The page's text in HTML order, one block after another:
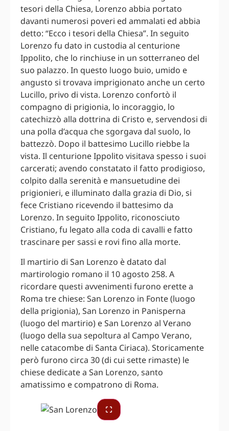
tesori della Chiesa, Lorenzo abbia portato
davanti numerosi poveri ed ammalati ed abbia
detto: “Ecco i tesori della Chiesa”. In seguito
Lorenzo fu dato in custodia al centurione
Ippolito, che lo rinchiuse in un sotterraneo del
suo palazzo. In questo luogo buio, umido e
angusto si trovava imprigionato anche un certo
Lucillo, privo di vista. Lorenzo confortò il
compagno di prigionia, lo incoraggio, lo
catechizzò alla dottrina di Cristo e, servendosi di
una polla d’acqua che sgorgava dal suolo, lo
battezzò. Dopo il battesimo Lucillo riebbe la
vista. Il centurione Ippolito visitava spesso i suoi
carcerati; avendo constatato il fatto prodigioso,
colpito dalla serenità e mansuetudine dei
prigionieri, e illuminato dalla grazia di Dio, si
fece Cristiano ricevendo il battesimo da
Lorenzo. In seguito Ippolito, riconosciuto
Cristiano, fu legato alla coda di cavalli e fatto
trascinare per sassi e rovi fino alla morte.
Il martirio di San Lorenzo è datato dal
martirologio romano il 10 agosto 258. A
ricordare questi avvenimenti furono erette a
Roma tre chiese: San Lorenzo in Fonte (luogo
della prigionia), San Lorenzo in Panisperna
(luogo del martirio) e San Lorenzo al Verano
(luogo della sua sepoltura al Campo Verano,
nelle catacombe di Santa Ciriaca). Storicamente
però furono circa 30 (di cui sette rimaste) le
chiese dedicate a San Lorenzo, santo
amatissimo e compatrono di Roma.